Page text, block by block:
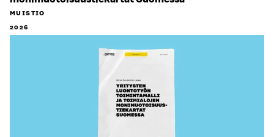
MUISTIO
2026